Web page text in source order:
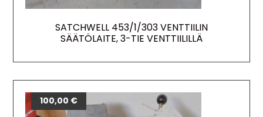
SATCHWELL 453/1/303 VENTTIILIN
SÄÄTÖLAITE, 3-TIE VENTTIILILLÄ
100,00 €